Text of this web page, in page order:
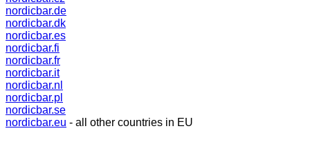
nordicbar.de
nordicbar.dk
nordicbar.es
nordicbar.fi
nordicbar.fr
nordicbar.it
nordicbar.nl
nordicbar.pl
nordicbar.se
nordicbar.eu - all other countries in EU